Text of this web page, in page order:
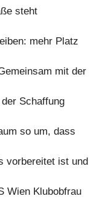
steht
mehr Platz
mit der
Schaffung
so um, dass
vorbereitet ist und
Wien Klubobfrau